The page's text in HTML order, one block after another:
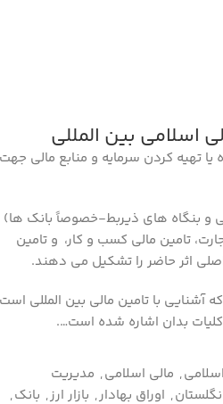
اسلامی بین المللی
تهیه کردن سرمایه و منابع مالی جهت
و بنگاه های ذیربط-خصوصاً بانک ها)
تامین مالی کسب و کار، و تامین
اثر حاضر را تشکیل می دهند.
با تامین مالی بین المللی
بدان اشاره شده است….
, مالی اسلامی, مديريت
, اوراق بهادار, بازار ارز, بانک,